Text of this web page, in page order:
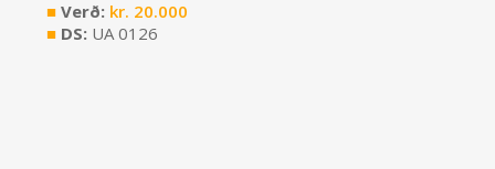
■Verð: kr. 20.000
■DS: UA 0126